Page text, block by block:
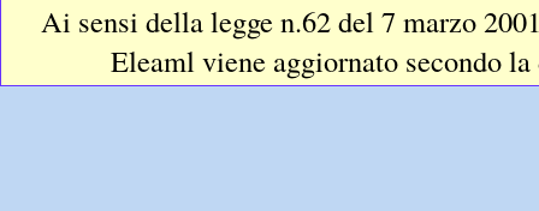
Ai sensi della legge n.62 del 7 marzo
Eleaml viene aggiornato secondo